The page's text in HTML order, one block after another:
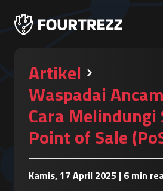
Artikel
Waspadai
Cara Melindungi
Point of Sale
Kamis, 17 April 2025 | 6 min